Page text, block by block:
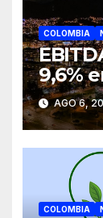
COLOMBIA
9,6%
de
AGO 6,
COLOMBIA